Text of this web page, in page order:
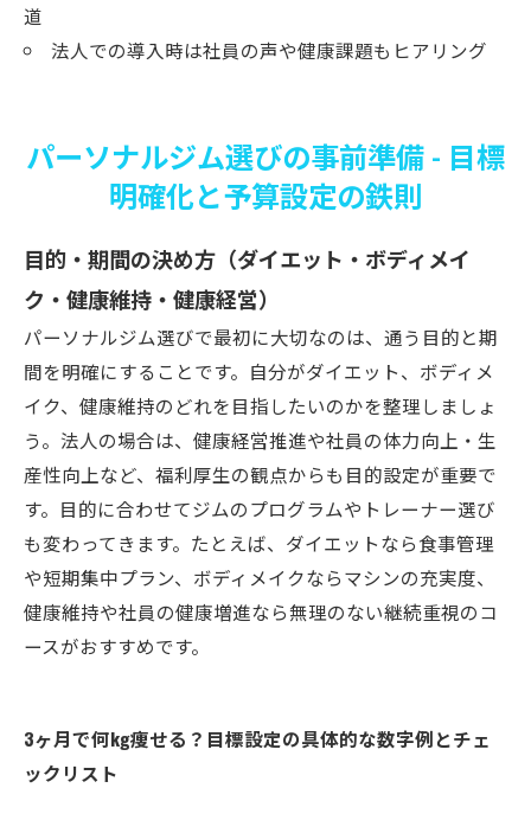
道
法人での導入時は社員の声や健康課題もヒアリング
パーソナルジム選びの事前準備 - 目標
明確化と予算設定の鉄則
目的・期間の決め方（ダイエット・ボディメイ
ク・健康維持・健康経営）
パーソナルジム選びで最初に大切なのは、通う目的と期
間を明確にすることです。自分がダイエット、ボディメ
イク、健康維持のどれを目指したいのかを整理しましょ
う。法人の場合は、健康経営推進や社員の体力向上・生
産性向上など、福利厚生の観点からも目的設定が重要で
す。目的に合わせてジムのプログラムやトレーナー選び
も変わってきます。たとえば、ダイエットなら食事管理
や短期集中プラン、ボディメイクならマシンの充実度、
健康維持や社員の健康増進なら無理のない継続重視のコ
ースがおすすめです。
3ヶ月で何kg痩せる？目標設定の具体的な数字例とチェ
ックリスト